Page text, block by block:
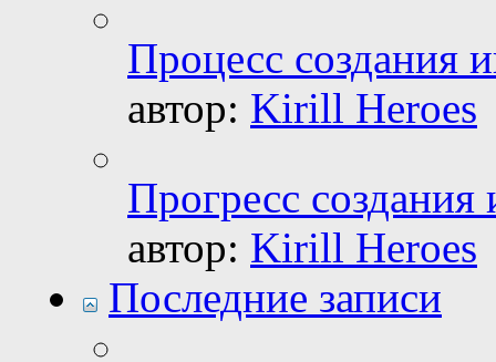
Процесс создания
автор: Kirill Heroes
Прогресс создания
автор: Kirill Heroes
Последние записи